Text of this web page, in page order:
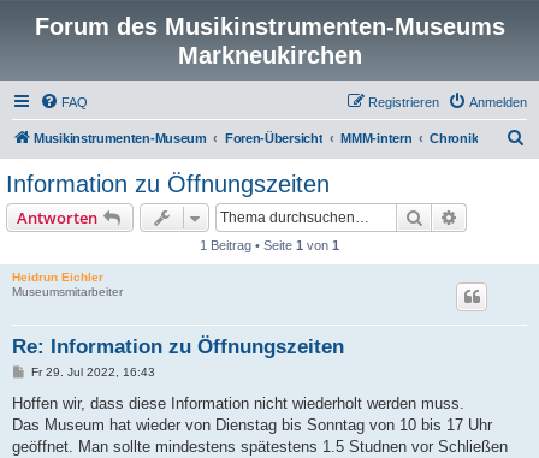
Forum des Musikinstrumenten-Museums
Markneukirchen
FAQ Anmelden
Registrieren
Musikinstrumenten-Museum Foren-Übersicht MMM-intern Chronik
Information zu Öffnungszeiten
Antworten Suche
1 Beitrag • Seite 1 von 1
Heidrun Eichler
Museumsmitarbeiter
Re: Information zu Öffnungszeiten
B
i
r
a
Fr 29. Jul 2022, 16:43
Hoffen wir, dass diese Information nicht wiederholt werden muss.
Das Museum hat wieder von Dienstag bis Sonntag von 10 bis 17 Uhr
geöffnet. Man sollte mindestens spätestens 1.5 Studnen vor Schließen